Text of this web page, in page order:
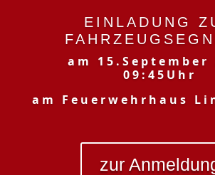
EINLADUNG
am 15.September
09:45Uhr
am Feuerwehrhaus
zur